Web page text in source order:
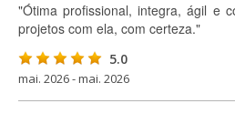
"Ótima profissional, integra, ágil e
projetos com ela, com certeza."
5.0
mai. 2026 - mai. 2026